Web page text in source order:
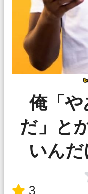
俺「
だ」と
いんだ
3